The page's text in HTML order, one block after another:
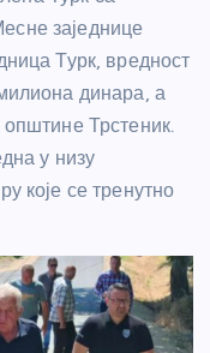
заједнице
Турк, вредност
динара, а
Трстеник.
у низу
које се тренутно